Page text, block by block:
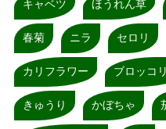
キャベツ ほうれん草
春菊 ニラ セロリ
カリフラワー ブロッコ
きゅうり かぼちゃ